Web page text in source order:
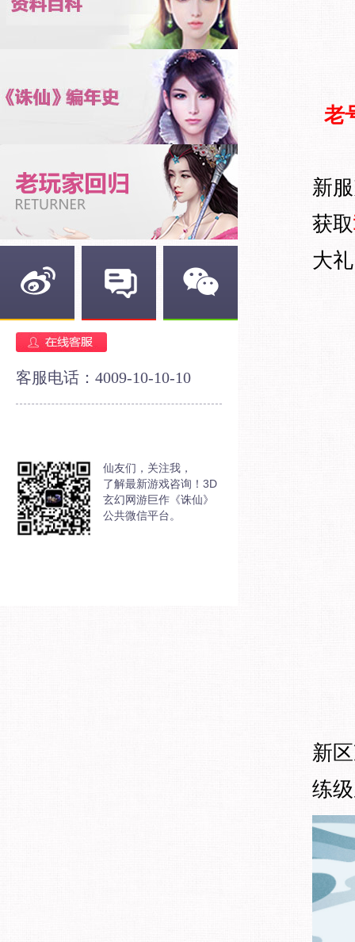
客服电话：4009-10-10-10
仙友们，关注我，
了解最新游戏咨询！3D
玄幻网游巨作《诛仙》
公共微信平台。
老
新
获取
大
新
练